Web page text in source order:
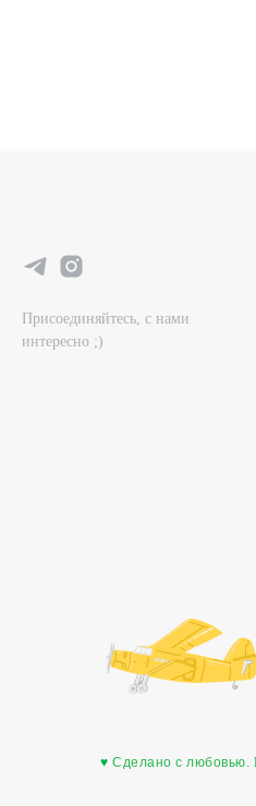
Присоединяйтесь, с нами
интересно ;)
♥ Сделано с любовью.